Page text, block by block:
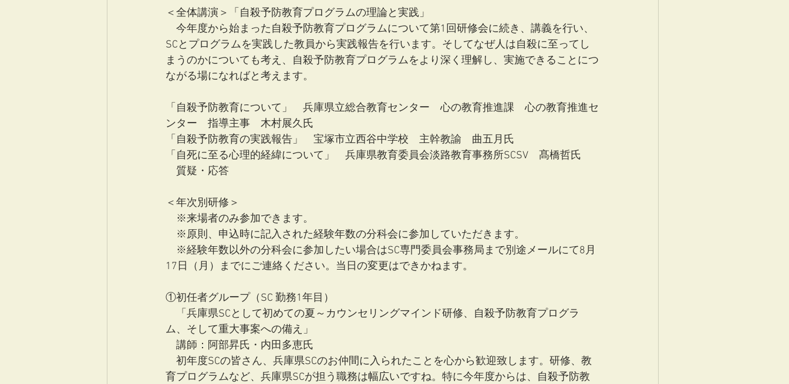
＜全体講演＞「自殺予防教育プログラムの理論と実践」
今年度から始まった自殺予防教育プログラムについて第1回研修会に続き、講義を行い、
SCとプログラムを実践した教員から実践報告を行います。そしてなぜ人は自殺に至ってし
まうのかについても考え、自殺予防教育プログラムをより深く理解し、実施できることにつ
ながる場になればと考えます。
「自殺予防教育について」　兵庫県立総合教育センター　心の教育推進課　心の教育推進セ
ンター　指導主事　木村展久氏
「自殺予防教育の実践報告」　宝塚市立西谷中学校　主幹教諭　曲五月氏
「自死に至る心理的経緯について」　兵庫県教育委員会淡路教育事務所SCSV　髙橋哲氏
質疑・応答
＜年次別研修＞
※来場者のみ参加できます。
※原則、申込時に記入された経験年数の分科会に参加していただきます。
※経験年数以外の分科会に参加したい場合はSC専門委員会事務局まで別途メールにて8月
17日（月）までにご連絡ください。当日の変更はできかねます。
①初任者グループ（SC 勤務1年目）
「兵庫県SCとして初めての夏～カウンセリングマインド研修、自殺予防教育プログラ
ム、そして重大事案への備え」
講師：阿部昇氏・内田多恵氏
初年度SCの皆さん、兵庫県SCのお仲間に入られたことを心から歓迎致します。研修、教
育プログラムなど、兵庫県SCが担う職務は幅広いですね。特に今年度からは、自殺予防教